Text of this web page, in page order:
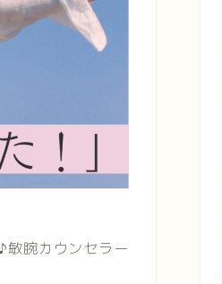
敏腕カウンセラー